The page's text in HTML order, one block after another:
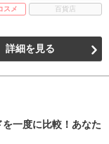
スメ 百貨店
詳細を見る
を一度に比較！あなた